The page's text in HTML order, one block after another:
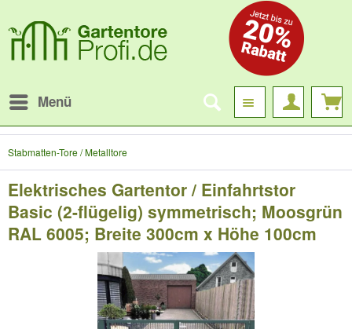
Menü
Stabmatten-Tore / Metalltore
Elektrisches Gartentor / Einfahrtstor
Basic (2-flügelig) symmetrisch; Moosgrün
RAL 6005; Breite 300cm x Höhe 100cm